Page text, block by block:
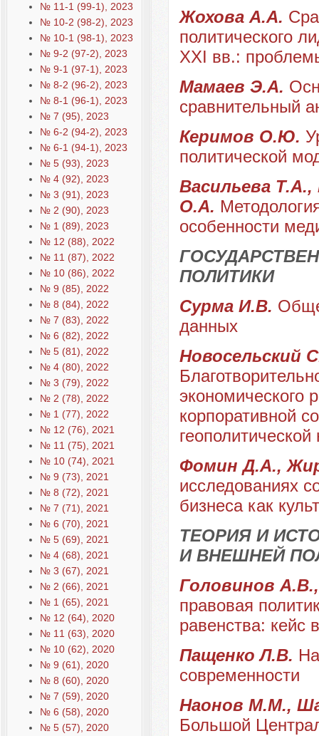
№ 11-1 (99-1), 2023
№ 10-2 (98-2), 2023
№ 10-1 (98-1), 2023
№ 9-2 (97-2), 2023
№ 9-1 (97-1), 2023
№ 8-2 (96-2), 2023
№ 8-1 (96-1), 2023
№ 7 (95), 2023
№ 6-2 (94-2), 2023
№ 6-1 (94-1), 2023
№ 5 (93), 2023
№ 4 (92), 2023
№ 3 (91), 2023
№ 2 (90), 2023
№ 1 (89), 2023
№ 12 (88), 2022
№ 11 (87), 2022
№ 10 (86), 2022
№ 9 (85), 2022
№ 8 (84), 2022
№ 7 (83), 2022
№ 6 (82), 2022
№ 5 (81), 2022
№ 4 (80), 2022
№ 3 (79), 2022
№ 2 (78), 2022
№ 1 (77), 2022
№ 12 (76), 2021
№ 11 (75), 2021
№ 10 (74), 2021
№ 9 (73), 2021
№ 8 (72), 2021
№ 7 (71), 2021
№ 6 (70), 2021
№ 5 (69), 2021
№ 4 (68), 2021
№ 3 (67), 2021
№ 2 (66), 2021
№ 1 (65), 2021
№ 12 (64), 2020
№ 11 (63), 2020
№ 10 (62), 2020
№ 9 (61), 2020
№ 8 (60), 2020
№ 7 (59), 2020
№ 6 (58), 2020
№ 5 (57), 2020
Жохова А.А.
политического
XXI вв.:
Мамаев Э.А.
сравнительный
Керимов О.Ю.
политической
Васильева
О.А.
особенности
ПОЛИТИКИ
Сурма И.В.
данных
Новосельский
экономического
корпоративной
Фомин Д.А.,
исследованиях
бизнеса как
ТЕОРИЯ И
И ВНЕШНЕЙ
Головинов
правовая
равенства: кейс
Пащенко Л.В.
современности
Наонов М.М.,
Большой